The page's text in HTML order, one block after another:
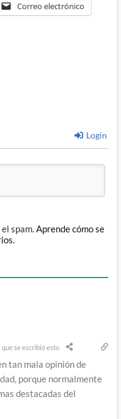
Correo electrónico
Login
spam.Aprende cómo se
que se escribió esto
tan mala opinión de
porque normalmente
destacadas del